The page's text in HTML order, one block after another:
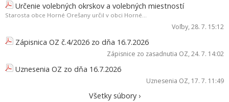
Určenie volebných okrskov a volebných miestností
Starosta obce Horné Orešany určil v obci Horné...
Voľby, 28. 7. 15:12
Zápisnica OZ č.4/2026 zo dňa 16.7.2026
Zápisnice zo zasadnutia OZ, 24. 7. 14:02
Uznesenia OZ zo dňa 16.7.2026
Uznesenia OZ, 17. 7. 11:49
Všetky súbory ›